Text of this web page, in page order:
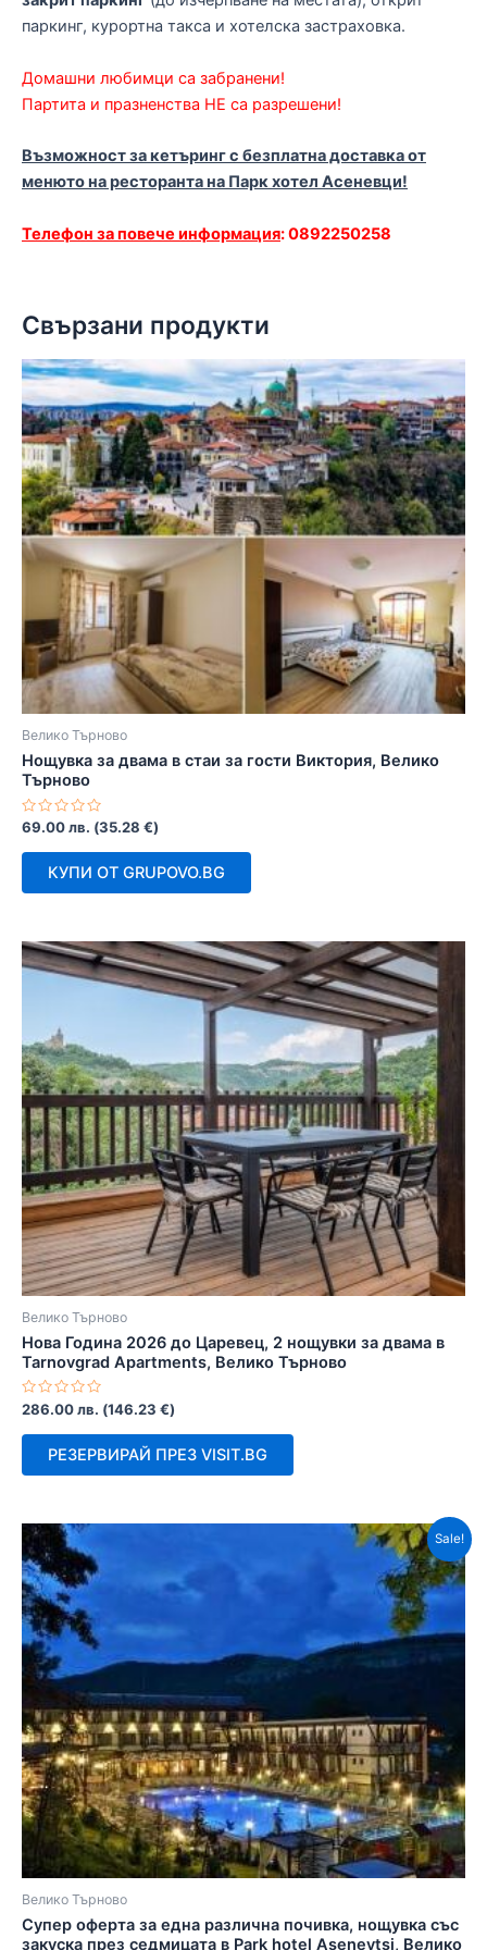
паркинг, курортна такса и хотелска застраховка.
Домашни любимци са забранени!
Партита и празненства НЕ са разрешени!
Възможност за кетъринг с безплатна доставка от
менюто на ресторанта на Парк хотел Асеневци!
Телефон за повече информация: 0892250258
Свързани продукти
Велико Търново
Нощувка за двама в стаи за гости Виктория, Велико
Търново
Оценено
0
69.00лв. (35.28 €)
КУПИ ОТ GRUPOVO.BG
Велико Търново
Нова Година 2026 до Царевец, 2 нощувки за двама в
Tarnovgrad Apartments, Велико Търново
Оценено
0
286.00лв. (146.23 €)
РЕЗЕРВИРАЙ ПРЕЗ VISIT.BG
Sale!
Велико Търново
Супер оферта за една различна почивка, нощувка със
закуска през седмицата в Park hotel Asenevtsi, Велико